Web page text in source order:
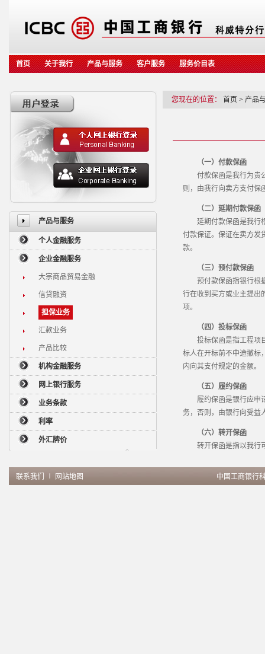
首页 关于我行 产品与服务 客户服务 服务价目表
产品与服务
个人金融服务
企业金融服务
大宗商品贸易金融
信贷融资
担保业务
汇款业务
产品比较
机构金融服务
网上银行服务
业务条款
利率
外汇牌价
您现在的位置： 首页 > 产品
（一）付款保函
付款保函是我行为贵公
则，由我行向卖方支付保
（二）延期付款保函
延期付款保函是我行根
付款保证。保证在卖方发
款。
（三）预付款保函
预付款保函指银行根据
行在收到买方或业主提出
项。
（四）投标保函
投标保函是指工程项目
标人在开标前不中途撤标
内向其支付规定的金额。
（五）履约保函
履约保函是银行应申请
务，否则，由银行向受益
（六）转开保函
转开保函是指以我行可
联系我们 ∣ 网站地图 中国工商银行